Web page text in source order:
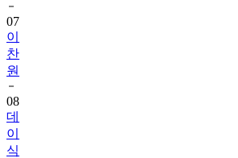
07
이
찬
원
08
데
이
식